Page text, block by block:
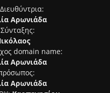
Αρωνιάδα
domain name:
Αρωνιάδα
Αρωνιάδα